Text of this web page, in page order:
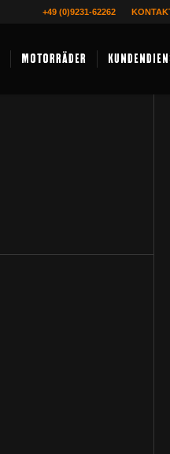
+49 (0)9231-62262
MOTORRÄDER